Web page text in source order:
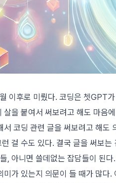
이후로 미뤘다. 코딩은 쳇GPT
을 붙여서 써보려고 해도 마음
서 코딩 관련 글을 써보려고 해도
걸 수도 있다. 결국 글을 써보
, 아니면 쓸데없는 잡담들이 된
미가 있는지 의문이 들 때가 많